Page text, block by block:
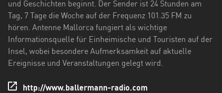
Sachsen
Sachsen-
Anhalt
Schleswig-
Holstein
und Geschichten beginnt. Der Sender ist 24 Stunden am
Tag, 7 Tage die Woche auf der Frequenz 101.35 FM zu
hören. Antenne Mallorca fungiert als wichtige
Informationsquelle für Einheimische und Touristen auf der
Insel, wobei besondere Aufmerksamkeit auf aktuelle
Ereignisse und Veranstaltungen gelegt wird.
http://www.ballermann-radio.com